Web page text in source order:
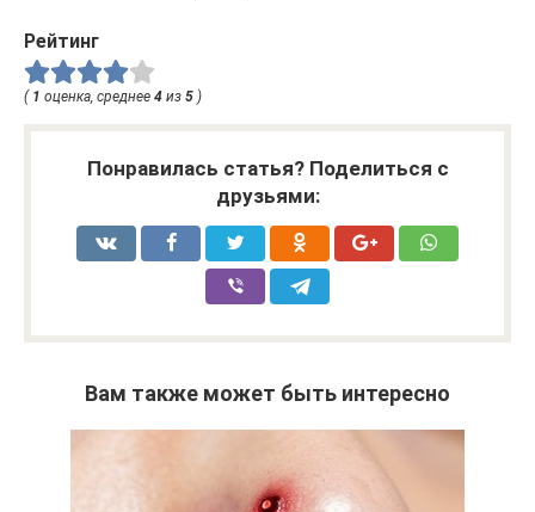
Рейтинг
( 1 оценка, среднее 4 из 5 )
Понравилась статья? Поделиться с
друзьями:
Вам также может быть интересно